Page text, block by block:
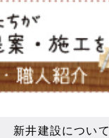
新井建設について